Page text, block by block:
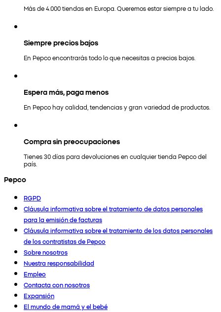
Más de 4.000 tiendas en Europa. Queremos estar siempre a tu lado.
Siempre precios bajos
En Pepco encontrarás todo lo que necesitas a precios bajos.
Espera más, paga menos
En Pepco hay calidad, tendencias y gran variedad de productos.
Compra sin preocupaciones
Tienes 30 días para devoluciones en cualquier tienda Pepco del
país.
Pepco
RGPD
Cláusula informativa sobre el tratamiento de datos personales
para la emisión de facturas
Cláusula informativa sobre el tratamiento de los datos personales
de los contratistas de Pepco
Sobre nosotros
Nuestra responsabilidad
Empleo
Contacta con nosotros
Expansión
El mundo de mamá y el bebé